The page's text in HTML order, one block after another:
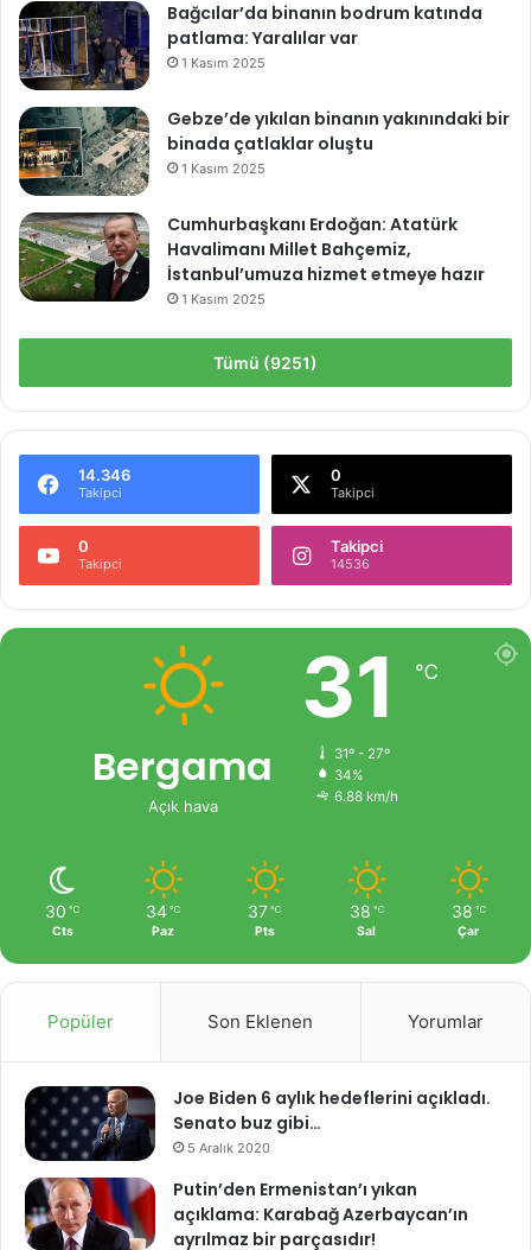
Bağcılar’da binanın bodrum katında
patlama: Yaralılar var
1 Kasım 2025
Gebze’de yıkılan binanın yakınındaki bir
binada çatlaklar oluştu
1 Kasım 2025
Cumhurbaşkanı Erdoğan: Atatürk
Havalimanı Millet Bahçemiz,
İstanbul’umuza hizmet etmeye hazır
1 Kasım 2025
Tümü (9251)
14.346
Takipci
0
Takipci
0
Takipci
Takipci
14536
Bergama
Açık hava
31 ℃
31º - 27º
34%
6.88 km/h
30 ℃
Cts
34 ℃
Paz
37 ℃
Pts
38 ℃
Sal
38 ℃
Çar
Popüler Son Eklenen Yorumlar
Joe Biden 6 aylık hedeflerini açıkladı.
Senato buz gibi…
5 Aralık 2020
Putin’den Ermenistan’ı yıkan
açıklama: Karabağ Azerbaycan’ın
ayrılmaz bir parçasıdır!